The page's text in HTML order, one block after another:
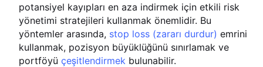
potansiyel kayıpları en aza indirmek için etkili risk
yönetimi stratejileri kullanmak önemlidir. Bu
yöntemler arasında, stop loss (zararı durdur) emrini
kullanmak, pozisyon büyüklüğünü sınırlamak ve
portföyü çeşitlendirmek bulunabilir.